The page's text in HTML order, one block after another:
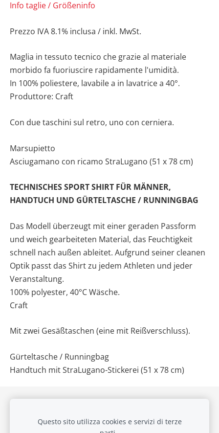
Info taglie / Größeninfo
Prezzo IVA8.1% inclusa / inkl. MwSt.
Maglia in tessuto tecnico che grazie al materiale
morbido fa fuoriuscire rapidamente l'umidità.
In 100% poliestere, lavabile a in lavatrice a 40°.
Produttore: Craft
Con due taschini sul retro, uno con cerniera.
Marsupietto
Asciugamano con ricamo StraLugano (51 x 78 cm)
TECHNISCHES SPORT SHIRT FÜR MÄNNER,
HANDTUCH UND GÜRTELTASCHE / RUNNINGBAG
Das Modell überzeugt mit einer geraden Passform
und weich gearbeiteten Material, das Feuchtigkeit
schnell nach außen ableitet. Aufgrund seiner cleanen
Optik passt das Shirt zu jedem Athleten und jeder
Veranstaltung.
100% polyester, 40°C Wäsche.
Craft
Mit zwei Gesäßtaschen (eine mit Reißverschluss).
Gürteltasche / Runningbag
Handtuch mit StraLugano-Stickerei (51 x 78 cm)
Cookie
Questo sito utilizza cookies e servizi di terze